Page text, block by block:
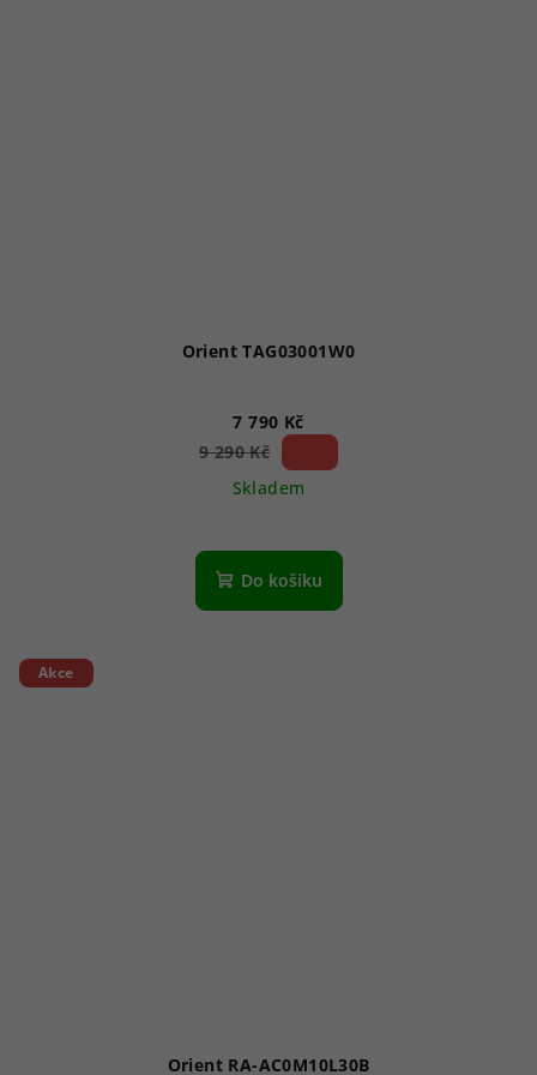
Orient TAG03001W0
7 790 Kč
9 290 Kč
Skladem
Do košíku
Akce
Orient RA-AC0M10L30B